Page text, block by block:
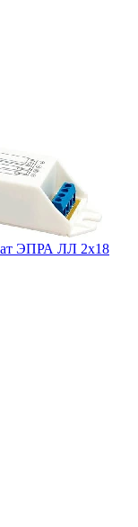
ЭПРА ЛЛ 2х18